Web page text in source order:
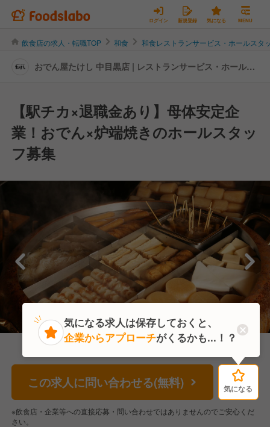
ログイン 新規登録 気になる MENU
飲食店の求人・転職TOP 和食 和食レストランサービス・ホールスタ
おでん屋たけし 中目黒店 | レストランサービス・ホールス
【駅チカ×退職金あり】母体安定企
業！おでん×炉端焼きのホールスタッ
フ募集
この求人に問い合わせる(無料) 気になる
※飲食店・企業等への直接応募・問い合わせではありませんのでご安心くだ
さい。
気になる
気になる求人は保存しておくと、
企業からアプローチがくるかも...！？